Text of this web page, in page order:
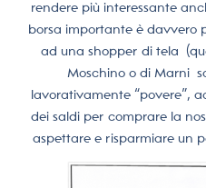
rendere più interessante
borsa importante è davvero
ad una shopper di tela
Moschino o di Marni
lavorativamente “povere”,
dei saldi per comprare la
aspettare e risparmiare un